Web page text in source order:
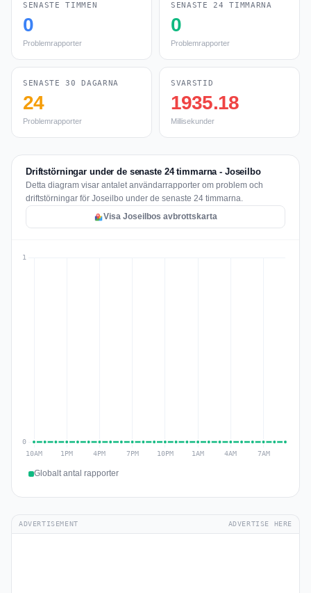
SENASTE TIMMEN
0
Problemrapporter
SENASTE 24 TIMMARNA
0
Problemrapporter
SENASTE 30 DAGARNA
24
Problemrapporter
SVARSTID
1935.18
Millisekunder
Driftstörningar under de senaste 24 timmarna - Joseilbo
Detta diagram visar antalet användarrapporter om problem och
driftstörningar för Joseilbo under de senaste 24 timmarna.
Visa Joseilbos avbrottskarta
Globalt antal rapporter
ADVERTISEMENT ADVERTISE HERE